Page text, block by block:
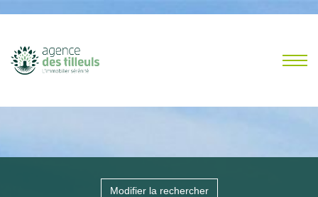
Modifier la rechercher